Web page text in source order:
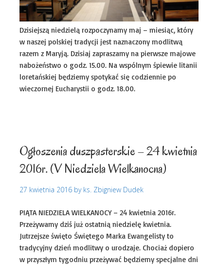
Dzisiejszą niedzielą rozpoczynamy maj – miesiąc, który
w naszej polskiej tradycji jest naznaczony modlitwą
razem z Maryją. Dzisiaj zapraszamy na pierwsze majowe
nabożeństwo o godz. 15.00. Na wspólnym śpiewie litanii
loretańskiej będziemy spotykać się codziennie po
wieczornej Eucharystii o godz. 18.00.
Ogłoszenia duszpasterskie – 24 kwietnia
2016r. (V Niedziela Wielkanocna)
27 kwietnia 2016 by ks. Zbigniew Dudek
PIĄTA NIEDZIELA WIELKANOCY – 24 kwietnia 2016r.
Przeżywamy dziś już ostatnią niedzielę kwietnia.
Jutrzejsze święto Świętego Marka Ewangelisty to
tradycyjny dzień modlitwy o urodzaje. Chociaż dopiero
w przyszłym tygodniu przeżywać będziemy specjalne dni